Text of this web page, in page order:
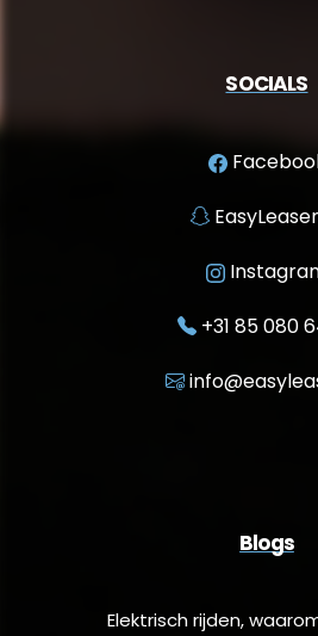
SOCIALS
+31 85 080
Blogs
Elektrisch rijden,